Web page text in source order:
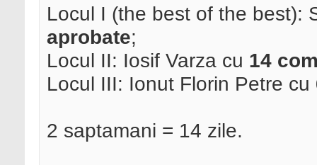
Locul I (the best of the best):
aprobate;
Locul II: Iosif Varza cu 14
Locul III: Ionut Florin Petre cu
2 saptamani = 14 zile.